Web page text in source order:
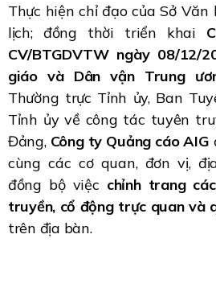
Thực hiện chỉ đạo của Sở
lịch; đồng thời triển khai
CV/BTGDVTW ngày 08/12/
giáo và Dân vận Trung
Thường trực Tỉnh ủy, Ban
Tỉnh ủy về công tác tuyên
Đảng, Công ty Quảng cáo AIG
cùng các cơ quan, đơn vị,
đồng bộ việc chỉnh trang
truyền, cổ động trực quan và
trên địa bàn.